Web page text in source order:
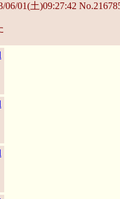
06/01(土)09:27:42